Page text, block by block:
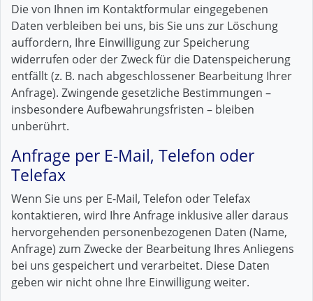
Die von Ihnen im Kontaktformular eingegebenen
Daten verbleiben bei uns, bis Sie uns zur Löschung
auffordern, Ihre Einwilligung zur Speicherung
widerrufen oder der Zweck für die Datenspeicherung
entfällt (z. B. nach abgeschlossener Bearbeitung Ihrer
Anfrage). Zwingende gesetzliche Bestimmungen –
insbesondere Aufbewahrungsfristen – bleiben
unberührt.
Anfrage per E-Mail, Telefon oder
Telefax
Wenn Sie uns per E-Mail, Telefon oder Telefax
kontaktieren, wird Ihre Anfrage inklusive aller daraus
hervorgehenden personenbezogenen Daten (Name,
Anfrage) zum Zwecke der Bearbeitung Ihres Anliegens
bei uns gespeichert und verarbeitet. Diese Daten
geben wir nicht ohne Ihre Einwilligung weiter.